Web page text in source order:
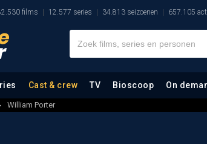
films 12.577 series 34.813 seizoenen 657.105
Cast & crew TV Bioscoop On
William Porter